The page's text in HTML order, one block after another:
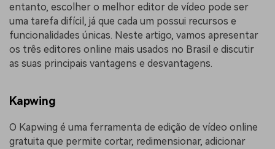
entanto, escolher o melhor editor de vídeo pode ser
uma tarefa difícil, já que cada um possui recursos e
funcionalidades únicas. Neste artigo, vamos apresentar
os três editores online mais usados no Brasil e discutir
as suas principais vantagens e desvantagens.
Kapwing
O Kapwing é uma ferramenta de edição de vídeo online
gratuita que permite cortar, redimensionar, adicionar